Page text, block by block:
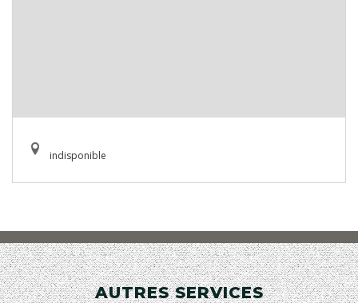
indisponible
AUTRES SERVICES